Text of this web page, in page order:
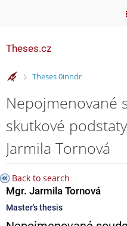
Theses.cz
>
Theses 0inndr
Nepojmenované
skutkové
Jarmila Tornová
Back to search
Mgr. Jarmila Tornová
Master's thesis